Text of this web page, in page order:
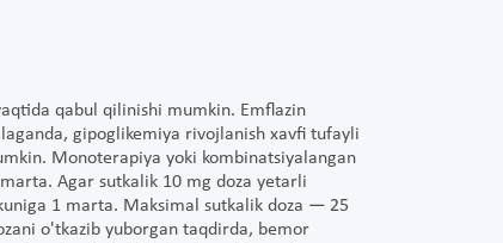
qabul qilinishi mumkin. Emflazin
gipoglikemiya rivojlanish xavfi tufayli
Monoterapiya yoki kombinatsiyalangan
Agar sutkalik 10 mg doza yetarli
1 marta. Maksimal sutkalik doza — 25
o'tkazib yuborgan taqdirda, bemor